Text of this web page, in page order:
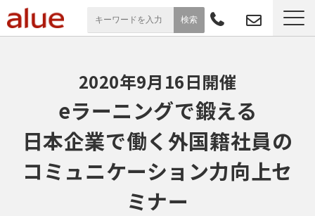
導入事例
お役立ち情報
セミナー
2020年9月16日開催
eラーニングで鍛える
日本企業で働く外国籍社員の
コミュニケーション力向上セ
ミナー